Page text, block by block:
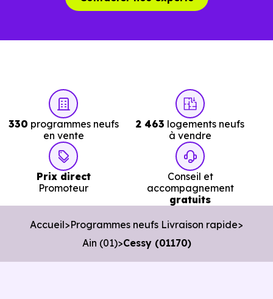
AvecImmobilier Neuf Annecy,vous accédez
Nos conseillers vous permettent de :
Cibler les bons biens dès le départ.
Éviter les annonces obsolètes.
Organiser des visites pertinentes.
Avancer rapidement dans les démarches.
L’objectif est de vous faire gagner du temps sans vous
pousser à décider dans la précipitation.
330 programmes neufs
en vente
2 463 logements neufs
à vendre
Prix direct
Promoteur
Conseil et
accompagnement
gratuits
Accueil Programmes neufs Livraison rapide
Ain (01) Cessy (01170)